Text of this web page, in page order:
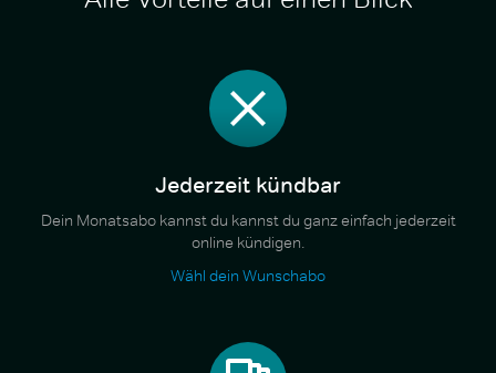
Jederzeit kündbar
Dein Monatsabo kannst du kannst du ganz einfach jederzeit
online kündigen.
Wähl dein Wunschabo